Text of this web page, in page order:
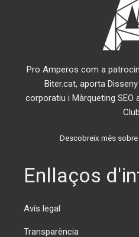
Pro Amperos com a
Biter.cat, aporta
corporatiu i Màrqueting SEO
Descobreix més
Enllaços
Avís legal
Transparència